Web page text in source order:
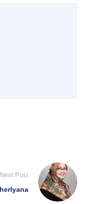
Next Post